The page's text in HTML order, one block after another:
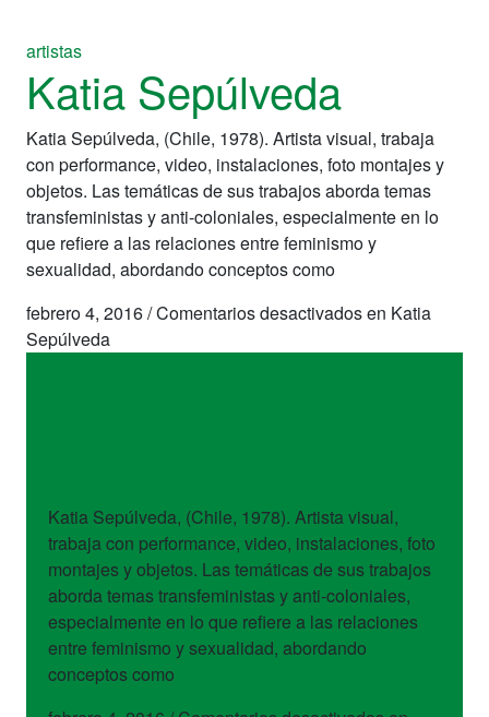
artistas
Katia Sepúlveda
Katia Sepúlveda, (Chile, 1978). Artista visual, trabaja
con performance, video, instalaciones, foto montajes y
objetos. Las temáticas de sus trabajos aborda temas
transfeministas y anti-coloniales, especialmente en lo
que refiere a las relaciones entre feminismo y
sexualidad, abordando conceptos como
febrero 4, 2016/Comentarios desactivadosen Katia
Sepúlveda
Katia Sepúlveda, (Chile, 1978). Artista visual,
trabaja con performance, video, instalaciones, foto
montajes y objetos. Las temáticas de sus trabajos
aborda temas transfeministas y anti-coloniales,
especialmente en lo que refiere a las relaciones
entre feminismo y sexualidad, abordando
conceptos como